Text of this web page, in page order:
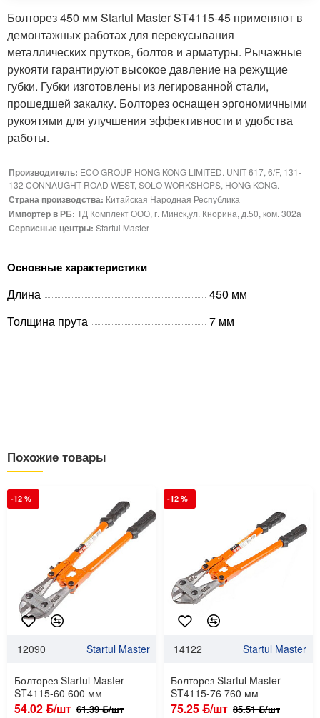
Болторез 450 мм Startul Master ST4115-45 применяют в
демонтажных работах для перекусывания
металлических прутков, болтов и арматуры. Рычажные
рукояти гарантируют высокое давление на режущие
губки. Губки изготовлены из легированной стали,
прошедшей закалку. Болторез оснащен эргономичными
рукоятями для улучшения эффективности и удобства
работы.
Производитель: ECO GROUP HONG KONG LIMITED. UNIT 617, 6/F, 131-
132 CONNAUGHT ROAD WEST, SOLO WORKSHOPS, HONG KONG.
Страна производства: Китайская Народная Республика
Импортер в РБ: ТД Комплект ООО, г. Минск,ул. Кнорина, д.50, ком. 302а
Сервисные центры: Startul Master
Основные характеристики
Длина
450 мм
Толщина прута
7 мм
Похожие товары
-12 %
12090 Startul Master
Болторез Startul Master
ST4115-60 600 мм
54.02 ƃ/шт 61.39 ƃ/шт
-12 %
14122 Startul Master
Болторез Startul Master
ST4115-76 760 мм
75.25 ƃ/шт 85.51 ƃ/шт